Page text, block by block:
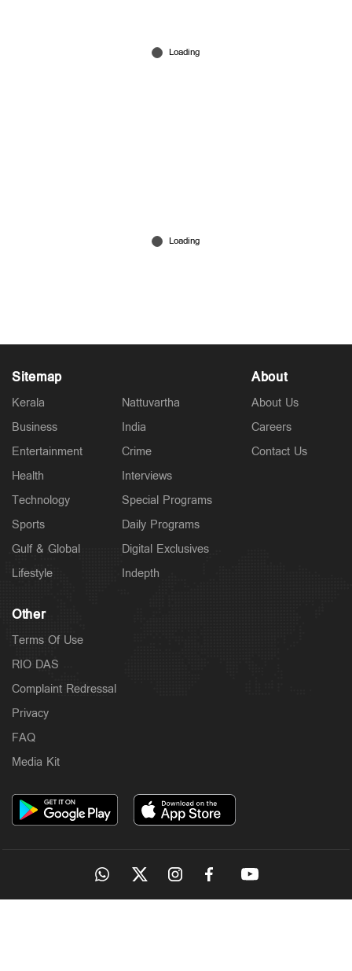
'ഞാന്‍ ഉള്ളിടത്തോളം അത് അനുവദിക്കില്ല';
Sitemap
Kerala
Business
Entertainment
Health
Technology
Sports
Gulf & Global
Lifestyle
Nattuvartha
India
Crime
Interviews
Special Programs
Daily Programs
Digital Exclusives
Indepth
About
About Us
Careers
Contact Us
Other
Terms Of Use
RIO DAS
Complaint Redressal
Privacy
FAQ
Media Kit